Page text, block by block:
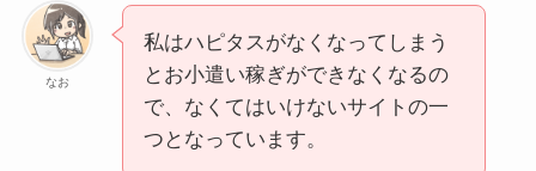
なお
私はハピタスがなくなってしまう
とお小遣い稼ぎができなくなるの
で、なくてはいけないサイトの一
つとなっています。